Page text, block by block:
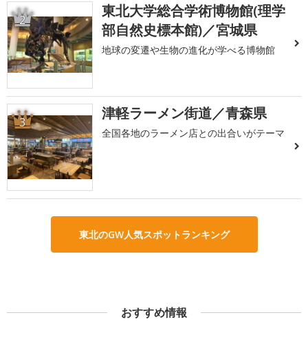
2
東北大学総合学術博物館(理学
部自然史標本館)／宮城県
地球の変遷や生物の進化が学べる博物館
3 津軽ラーメン街道／青森県
全国各地のラーメン店との出合いがテーマ
東北のGW人気スポットランキング
おすすめ情報